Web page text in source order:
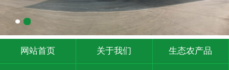
网站首页 关于我们 生态农产品